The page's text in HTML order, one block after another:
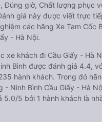
Đúng giờ, Chất lượng phục
giá này được viết trực
các hãng Xe Tam Cốc
- Hà Nội.
xe khách đi Cầu Giấy - Hà
Bình được đánh giá 4.4,
hành khách. Trong đó
- Ninh Bình Cầu Giấy - Hà
5.0/5 bởi 1 hành khách là